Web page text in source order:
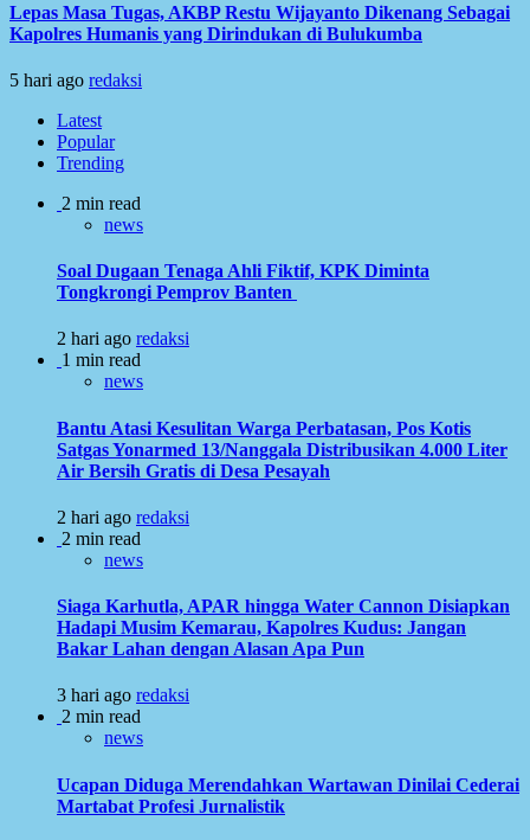
Lepas Masa Tugas, AKBP Restu Wijayanto Dikenang Sebagai
Kapolres Humanis yang Dirindukan di Bulukumba
5 hari ago redaksi
Latest
Popular
Trending
2 min read
news
Soal Dugaan Tenaga Ahli Fiktif, KPK Diminta
Tongkrongi Pemprov Banten
2 hari ago redaksi
1 min read
news
Bantu Atasi Kesulitan Warga Perbatasan, Pos Kotis
Satgas Yonarmed 13/Nanggala Distribusikan 4.000 Liter
Air Bersih Gratis di Desa Pesayah
2 hari ago redaksi
2 min read
news
Siaga Karhutla, APAR hingga Water Cannon Disiapkan
Hadapi Musim Kemarau, Kapolres Kudus: Jangan
Bakar Lahan dengan Alasan Apa Pun
3 hari ago redaksi
2 min read
news
Ucapan Diduga Merendahkan Wartawan Dinilai Cederai
Martabat Profesi Jurnalistik